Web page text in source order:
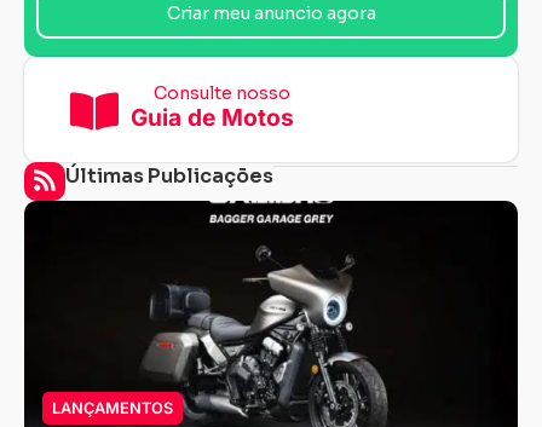
Criar meu anuncio agora
Consulte nosso
Guia de Motos
Últimas Publicações
LANÇAMENTOS